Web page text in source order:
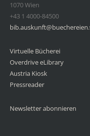
1070 Wien
+43 1 4000-84500
Virtuelle Bücherei
Overdrive eLibrary
Austria Kiosk
Pressreader
Newsletter abonnieren